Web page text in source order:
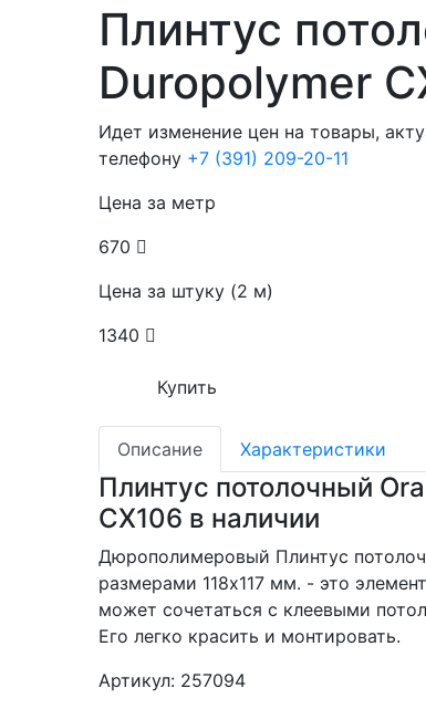
Плинтус
Duropolymer
Идет изменение цен на товары,
телефону +7 (391) 209-20-11
Цена за метр
670
Цена за штуку (2 м)
1340
Купить
Описание Характеристики
Плинтус потолочный
CX106 в наличии
Дюрополимеровый Плинтус
размерами 118x117 мм. - это
может сочетаться с клеевыми
Его легко красить и монтировать.
Артикул: 257094